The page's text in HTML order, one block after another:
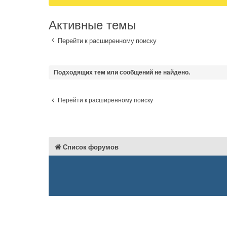
Активные темы
Перейти к расширенному поиску
Подходящих тем или сообщений не найдено.
Перейти к расширенному поиску
Список форумов